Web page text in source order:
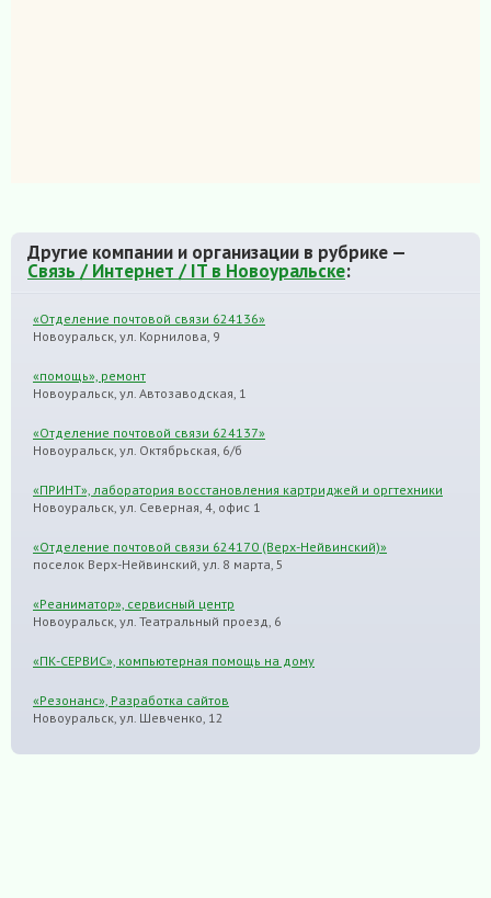
Другие компании и организации в рубрике —
Связь / Интернет / IT в Новоуральске:
«Отделение почтовой связи 624136»
Новоуральск, ул. Корнилова, 9
«помощь», ремонт
Новоуральск, ул. Автозаводская, 1
«Отделение почтовой связи 624137»
Новоуральск, ул. Октябрьская, 6/б
«ПРИНТ», лаборатория восстановления картриджей и оргтехники
Новоуральск, ул. Северная, 4, офис 1
«Отделение почтовой связи 624170 (Верх-Нейвинский)»
поселок Верх-Нейвинский, ул. 8 марта, 5
«Реаниматор», сервисный центр
Новоуральск, ул. Театральный проезд, 6
«ПК-СЕРВИС», компьютерная помощь на дому
«Резонанс», Разработка сайтов
Новоуральск, ул. Шевченко, 12